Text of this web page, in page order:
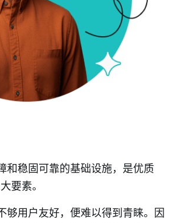
和稳固可靠的基础设施，是优质
要素。
够用户友好，便难以得到青睐。因